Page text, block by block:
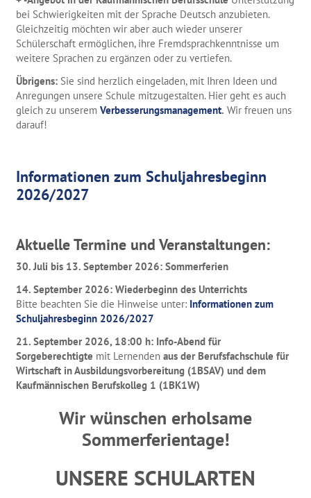
bei Schwierigkeiten mit der Sprache Deutsch anzubieten.
Gleichzeitig möchten wir aber auch wieder unserer
Schülerschaft ermöglichen, ihre Fremdsprachkenntnisse um
weitere Sprachen zu ergänzen oder zu vertiefen.
Übrigens:Sie sind herzlich eingeladen, mit Ihren Ideen und
Anregungen unsere Schule mitzugestalten. Hier geht es auch
gleich zu unserem Verbesserungsmanagement. Wir freuen uns
darauf!
Informationen zum Schuljahresbeginn
2026/2027
Aktuelle Termine und Veranstaltungen:
30. Juli bis 13. September 2026: Sommerferien
14. September 2026: Wiederbeginn des Unterrichts
Bitte beachten Sie die Hinweise unter: Informationen zum
Schuljahresbeginn 2026/2027
21. September 2026, 18:00 h: Info-Abend für
Sorgeberechtigte mit Lernenden aus der Berufsfachschule für
Wirtschaft in Ausbildungsvorbereitung (1BSAV) und dem
Kaufmännischen Berufskolleg 1 (1BK1W)
Wir wünschen erholsame
Sommerferientage!
UNSERE SCHULARTEN